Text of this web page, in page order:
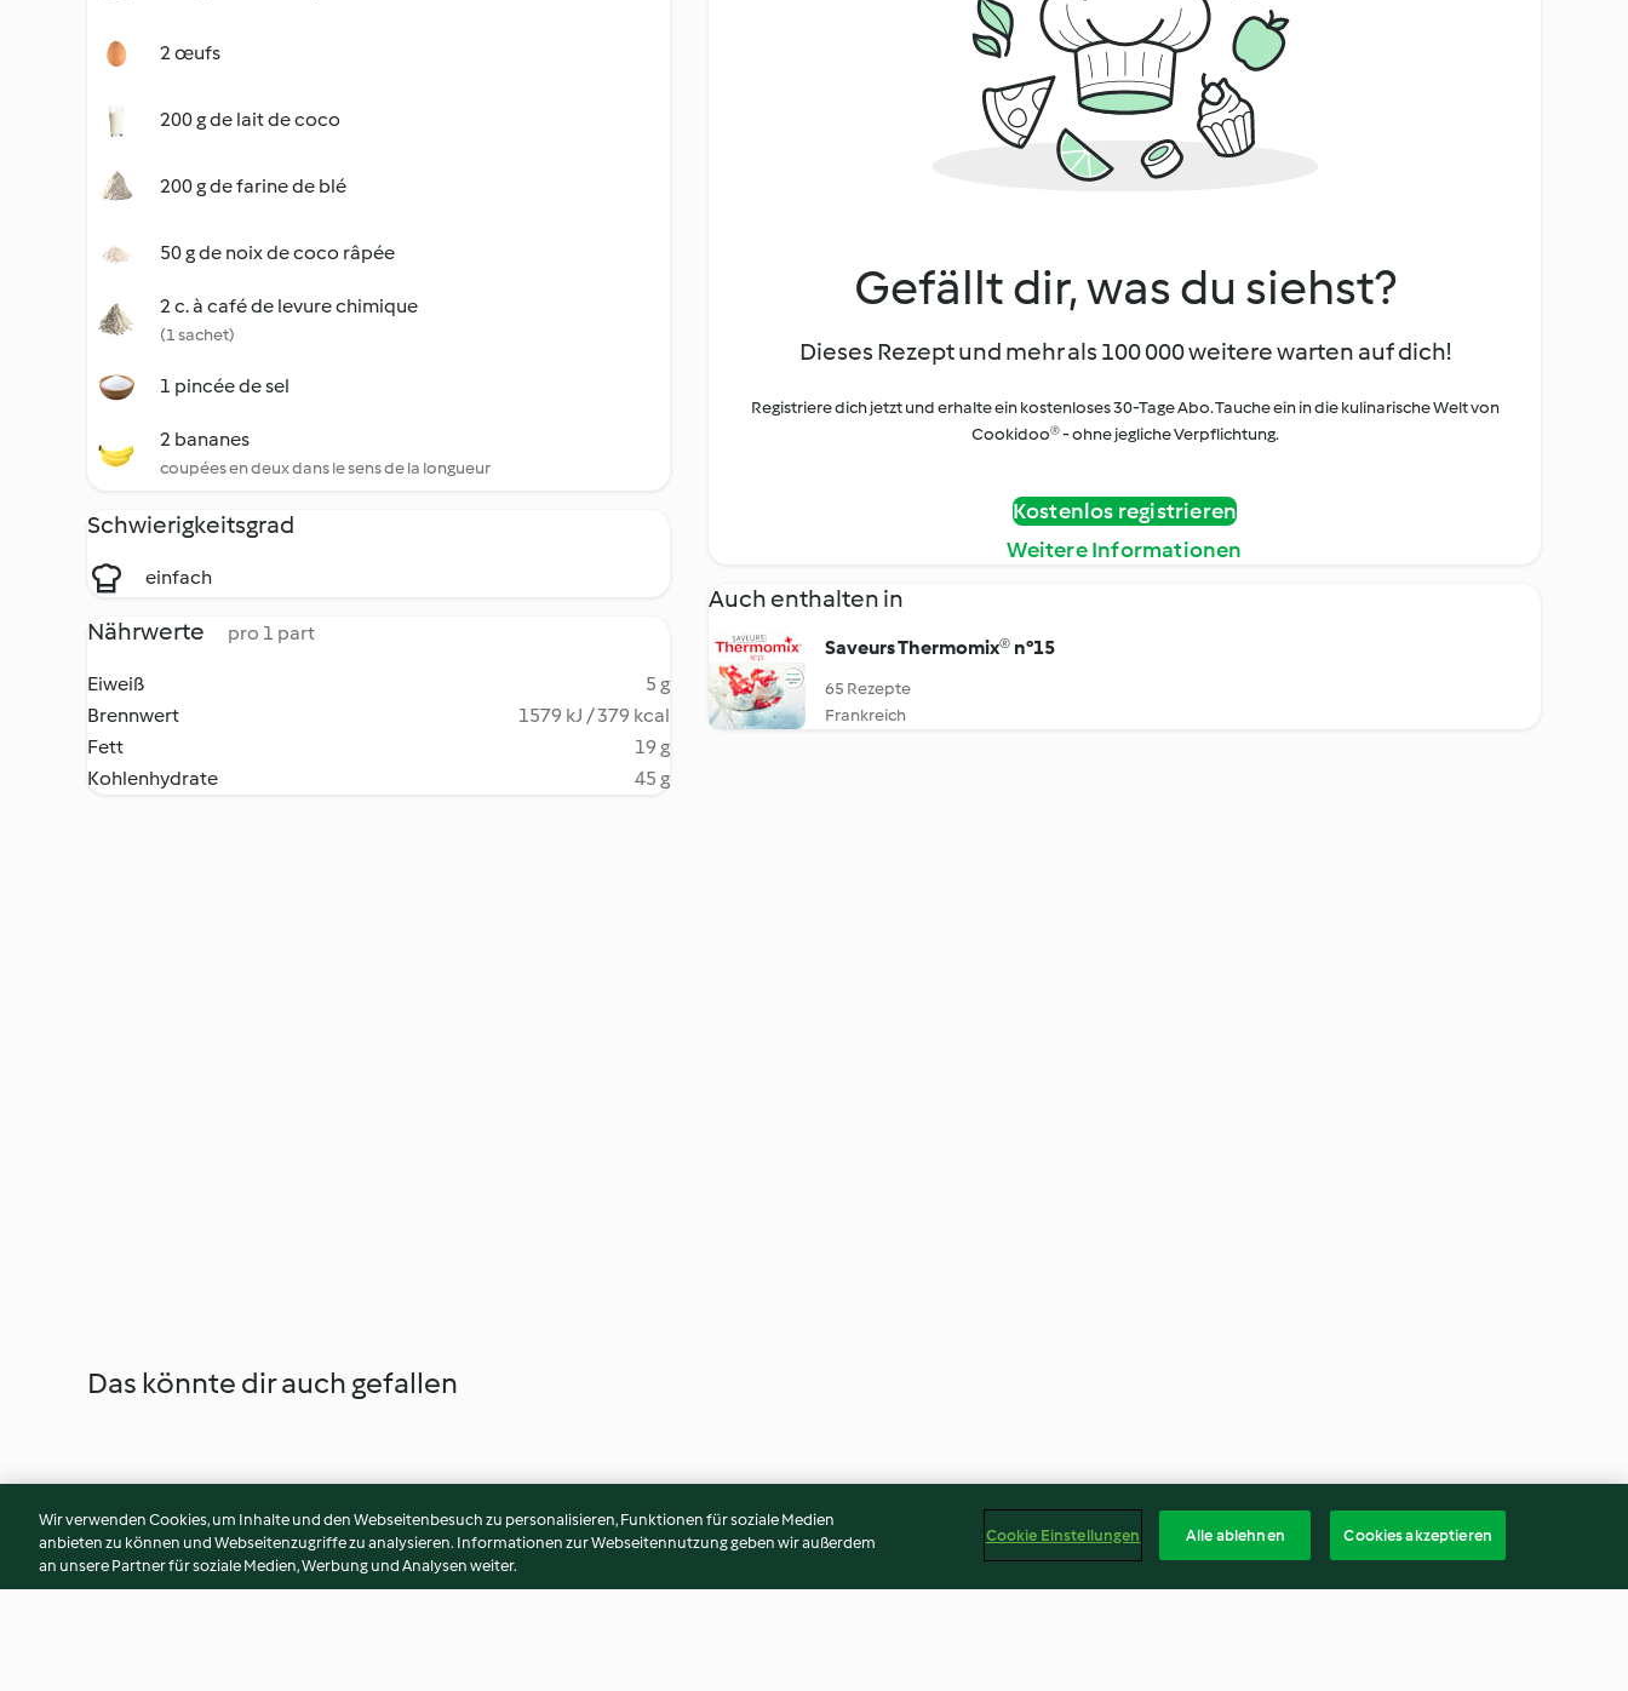
2 œufs
200 g de lait de coco
200 g de farine de blé
50 g de noix de coco râpée
2 c. à café de levure chimique
(1 sachet)
1 pincée de sel
2 bananes
coupées en deux dans le sens de la longueur
Schwierigkeitsgrad
einfach
Nährwerte pro 1 part
Eiweiß
5 g
Brennwert
1579 kJ / 379 kcal
Fett
19 g
Kohlenhydrate
45 g
Gefällt dir, was du siehst?
Dieses Rezept und mehr als 100 000 weitere warten auf dich!
Registriere dich jetzt und erhalte ein kostenloses 30-Tage Abo. Tauche ein in die kulinarische Welt von
Cookidoo® - ohne jegliche Verpflichtung.
Kostenlos registrieren
Weitere Informationen
Auch enthalten in
Saveurs Thermomix® n°15
65 Rezepte
Frankreich
Das könnte dir auch gefallen
Wir verwenden Cookies, um Inhalte und den Webseitenbesuch zu personalisieren, Funktionen für soziale Medien
anbieten zu können und Webseitenzugriffe zu analysieren. Informationen zur Webseitennutzung geben wir außerdem
an unsere Partner für soziale Medien, Werbung und Analysen weiter.
Cookie Einstellungen Alle ablehnen Cookies akzeptieren